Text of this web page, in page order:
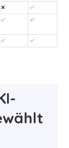
❌
✅
✅ ✅
✅ ✅